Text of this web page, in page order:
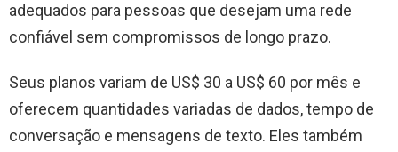
adequados para pessoas que desejam uma rede
confiável sem compromissos de longo prazo.
Seus planos variam de US$ 30 a US$ 60 por mês e
oferecem quantidades variadas de dados, tempo de
conversação e mensagens de texto. Eles também